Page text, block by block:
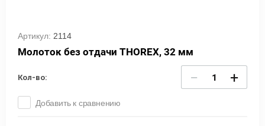
Артикул: 2114
Молоток без отдачи THOREX, 32 мм
Кол-во: − +
Добавить к сравнению